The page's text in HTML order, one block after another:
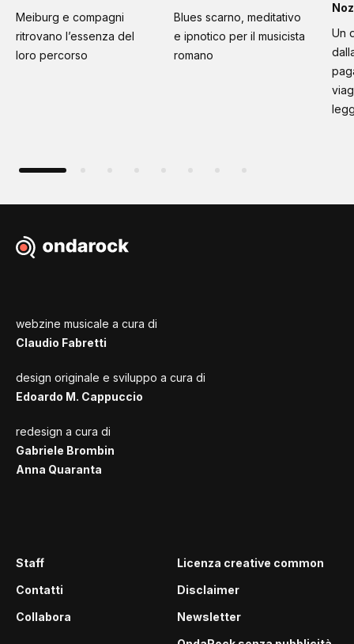
Meiburg e compagni
ritrovano l’essenza del
loro percorso
Blues scarno, meditativo
e ipnotico per il musicista
romano
Noz
Un
webzine musicale a cura di
Claudio Fabretti
design originale e sviluppo a cura di
Edoardo M. Cappuccio
redesign a cura di
Gabriele Brombin
Anna Quaranta
Staff
Contatti
Collabora
Licenza creative common
Disclaimer
Newsletter